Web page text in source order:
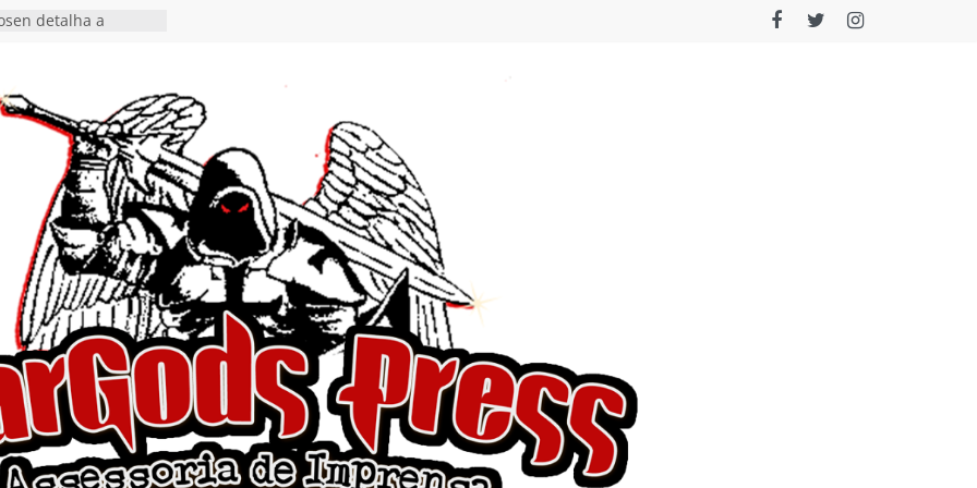
detalha a
“Eclipse”, segundo
“Dreaming”
e a artificialidade
e videoclipe de
gaúcha de Heavy
debut “Hellforge”
Single “Dead Flies
nas plataformas em
A. Romero